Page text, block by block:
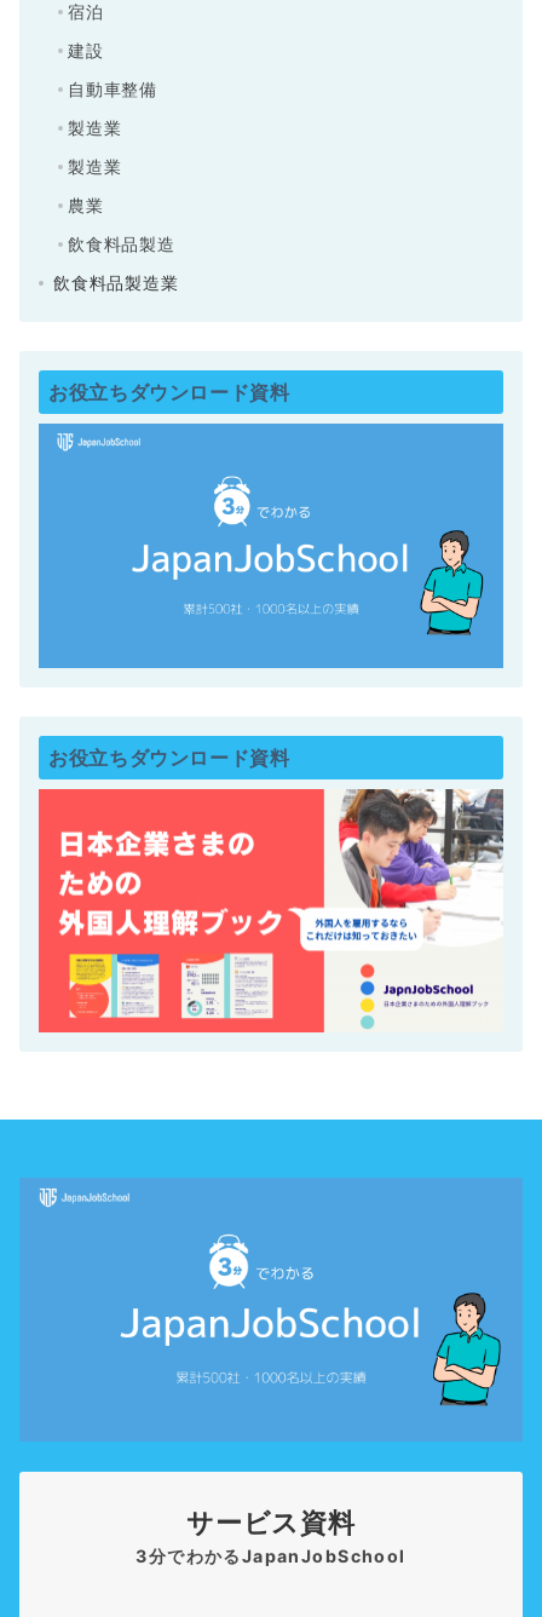
宿泊
建設
自動車整備
製造業
製造業
農業
飲食料品製造
飲食料品製造業
お役立ちダウンロード資料
お役立ちダウンロード資料
サービス資料
3分でわかるJapanJobSchool